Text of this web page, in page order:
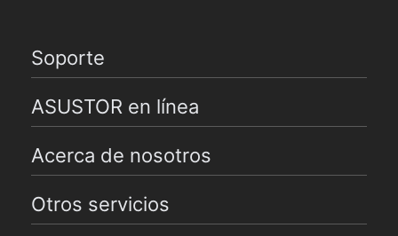
Soporte
ASUSTOR en línea
Acerca de nosotros
Otros servicios